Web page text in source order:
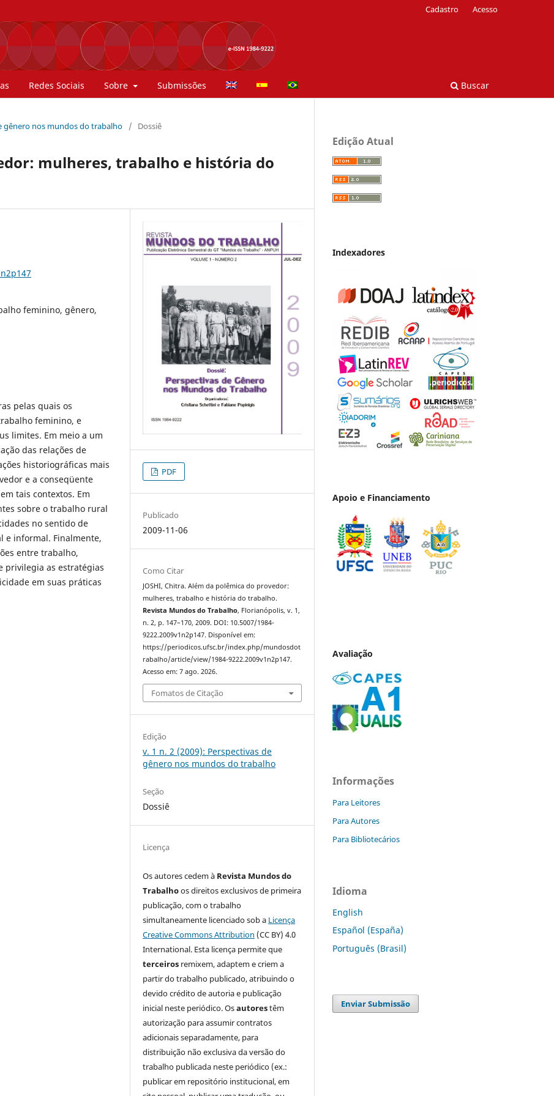
Redes Sociais Sobre Submissões Buscar
Cadastro Acesso
gênero nos mundos do trabalho / Dossiê
mulheres, trabalho e história do
feminino, gênero,
pelas quais os
feminino, e
limites. Em meio a um
das relações de
historiográficas mais
e a conseqüente
tais contextos. Em
sobre o trabalho rural
no sentido de
e informal. Finalmente,
entre trabalho,
privilegia as estratégias
em suas práticas
PDF
Publicado
2009-11-06
Como Citar
JOSHI, Chitra. Além da polêmica do provedor:
mulheres, trabalho e história do trabalho.
Revista Mundos do Trabalho, Florianópolis, v. 1,
n. 2, p. 147–170, 2009. DOI: 10.5007/1984-
9222.2009v1n2p147. Disponível em:
https://periodicos.ufsc.br/index.php/mundosdot
rabalho/article/view/1984-9222.2009v1n2p147.
Acesso em: 7 ago. 2026.
Fomatos de Citação
Edição
v. 1 n. 2 (2009): Perspectivas de
gênero nos mundos do trabalho
Seção
Dossiê
Licença
Os autores cedem à Revista Mundos do
Trabalhoos direitos exclusivos de primeira
publicação, com o trabalho
simultaneamente licenciado sob a Licença
Creative Commons Attribution (CC BY) 4.0
International. Esta licença permite que
terceiros remixem, adaptem e criem a
partir do trabalho publicado, atribuindo o
devido crédito de autoria e publicação
inicial neste periódico. Osautorestêm
autorização para assumir contratos
adicionais separadamente, para
distribuição não exclusiva da versão do
trabalho publicada neste periódico (ex.:
publicar em repositório institucional, em
Edição Atual
Indexadores
Apoio e Financiamento
Avaliação
Informações
Para Leitores
Para Autores
Para Bibliotecários
Idioma
English
Español (España)
Português (Brasil)
Enviar Submissão